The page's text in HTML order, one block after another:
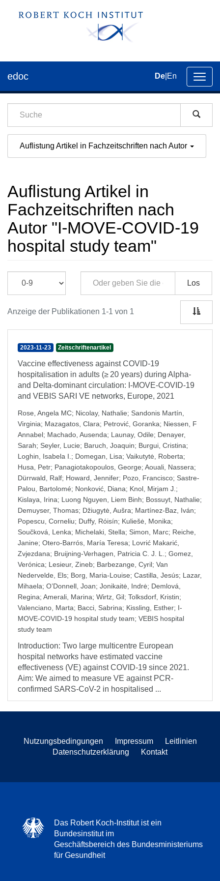
der
edoc De En
Auflistung Artikel in Fachzeitschriften nach Autor
Auflistung Artikel in
Fachzeitschriften nach
Autor "I-MOVE-COVID-19
hospital study team"
Los
Anzeige der Publikationen 1-1 von 1
2023-11-23 Zeitschriftenartikel
Vaccine effectiveness against COVID-19
hospitalisation in adults (≥ 20 years) during Alpha-
and Delta-dominant circulation: I-MOVE-COVID-19
and VEBIS SARI VE networks, Europe, 2021
Rose, Angela MC; Nicolay, Nathalie; Sandonis Martín,
Virginia; Mazagatos, Clara; Petrović, Goranka; Niessen, F
Annabel; Machado, Ausenda; Launay, Odile; Denayer,
Sarah; Seyler, Lucie; Baruch, Joaquin; Burgui, Cristina;
Loghin, Isabela I. ; Domegan, Lisa; Vaikutytė, Roberta;
Husa, Petr; Panagiotakopoulos, George; Aouali, Nassera;
Dürrwald, Ralf; Howard, Jennifer; Pozo, Francisco; Sastre-
Palou, Bartolomé; Nonković, Diana; Knol, Mirjam J. ;
Kislaya, Irina; Luong Nguyen, Liem Binh; Bossuyt, Nathalie;
Demuyser, Thomas; Džiugytė, Aušra; Martínez-Baz, Iván;
Popescu, Corneliu; Duffy, Róisín; Kuliešė, Monika;
Součková, Lenka; Michelaki, Stella; Simon, Marc; Reiche,
Janine; Otero-Barrós, María Teresa; Lovrić Makarić,
Zvjezdana; Bruijning-Verhagen, Patricia C. J. L. ; Gomez,
Verónica; Lesieur, Zineb; Barbezange, Cyril; Van
Nedervelde, Els; Borg, Maria-Louise; Castilla, Jesús; Lazar,
Mihaela; O’Donnell, Joan; Jonikaitė, Indrė; Demlová,
Regina; Amerali, Marina; Wirtz, Gil; Tolksdorf, Kristin;
Valenciano, Marta; Bacci, Sabrina; Kissling, Esther; I-
MOVE-COVID-19 hospital study team; VEBIS hospital
study team
Introduction: Two large multicentre European
hospital networks have estimated vaccine
effectiveness (VE) against COVID-19 since 2021.
Aim: We aimed to measure VE against PCR-
confirmed SARS-CoV-2 in hospitalised ...
Nutzungsbedingungen Impressum
Leitlinien
Datenschutzerklärung
Kontakt
Das Robert Koch-Institut ist ein
Bundesinstitut im
Geschäftsbereich des Bundesministeriums
für Gesundheit